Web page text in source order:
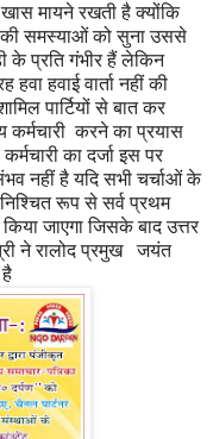
मायने रखती है क्योंकि
की समस्याओं को सुना उससे
के प्रति गंभीर हैं लेकिन
हवा हवाई वार्ता नहीं की
पार्टियों से बात कर
कर्मचारी करने का प्रयास
का दर्जा इस पर
नहीं है यदि सभी चर्चाओं के
रूप से सर्व प्रथम
जाएगा जिसके बाद उत्तर
ने रालोद प्रमुख जयंत